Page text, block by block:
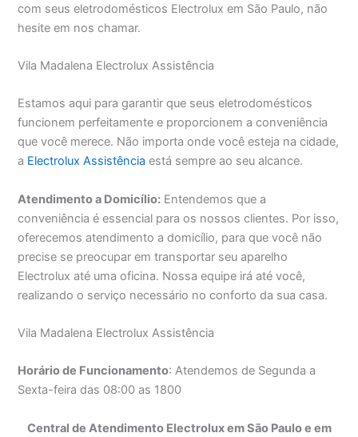
com seus eletrodomésticos Electrolux em São Paulo, não
hesite em nos chamar.
Vila Madalena Electrolux Assistência
Estamos aqui para garantir que seus eletrodomésticos
funcionem perfeitamente e proporcionem a conveniência
que você merece. Não importa onde você esteja na cidade,
a Electrolux Assistência está sempre ao seu alcance.
Atendimento a Domicílio: Entendemos que a
conveniência é essencial para os nossos clientes. Por isso,
oferecemos atendimento a domicílio, para que você não
precise se preocupar em transportar seu aparelho
Electrolux até uma oficina. Nossa equipe irá até você,
realizando o serviço necessário no conforto da sua casa.
Vila Madalena Electrolux Assistência
Horário de Funcionamento: Atendemos de Segunda a
Sexta-feira das 08:00 as 1800
Central de Atendimento Electrolux em São Paulo e em